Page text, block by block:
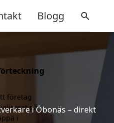
Blogg
i Öbonäs – direkt
företag
på
i